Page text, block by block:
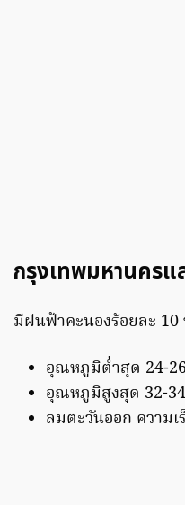
กรุงเทพมหานคร
มีฝนฟ้าคะนองร้อยละ
อุณหภูมิต่ำสุด 24-
อุณหภูมิสูงสุด 32-
ลมตะวันออก ความ